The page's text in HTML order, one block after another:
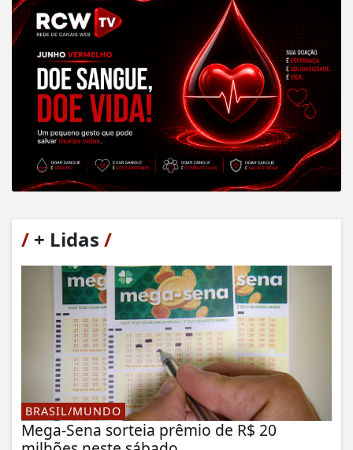
/ + Lidas /
BRASIL/MUNDO
Mega-Sena sorteia prêmio de R$ 20